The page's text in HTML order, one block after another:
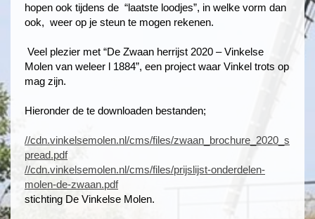
hopen ook tijdens de “laatste loodjes”, in welke vorm dan
ook, weer op je steun te mogen rekenen.
Veel plezier met “De Zwaan herrijst 2020 – Vinkelse
Molen van weleer l 1884”, een project waar Vinkel trots op
mag zijn.
Hieronder de te downloaden bestanden;
//cdn.vinkelsemolen.nl/cms/files/zwaan_brochure_2020_s
pread.pdf
//cdn.vinkelsemolen.nl/cms/files/prijslijst-onderdelen-
molen-de-zwaan.pdf
stichting De Vinkelse Molen.